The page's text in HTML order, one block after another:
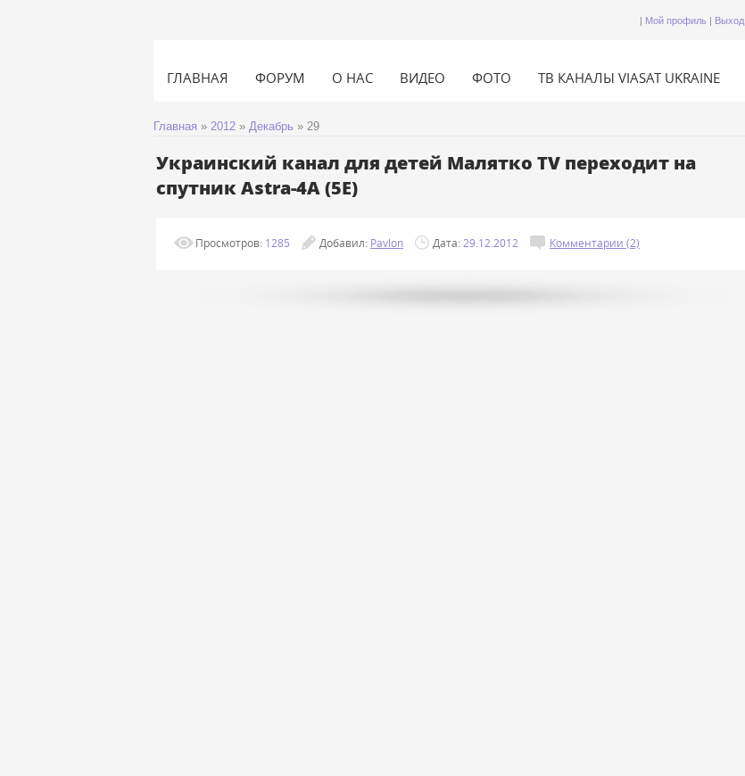
| Мой профиль | Выход
ГЛАВНАЯ ФОРУМ О НАС ВИДЕО ФОТО ТВ КАНАЛЫ VIASAT UKRAINE
Главная » 2012 » Декабрь » 29
Украинский канал для детей Малятко TV переходит на
спутник Astra-4A (5E)
Просмотров: 1285 Добавил: Pavlon Дата: 29.12.2012 Комментарии (2)